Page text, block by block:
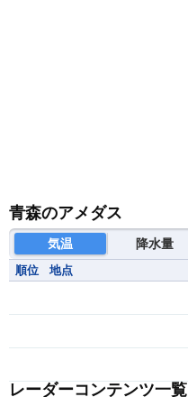
青森のアメダス
気温 降水量
順位 地点
レーダーコンテンツ一覧